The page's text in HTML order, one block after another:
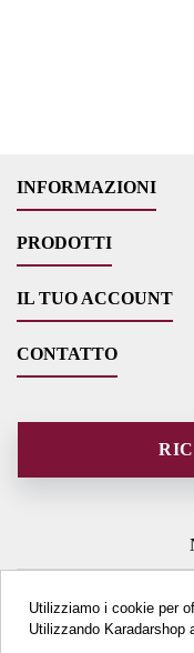
INFORMAZIONI
PRODOTTI
IL TUO ACCOUNT
CONTATTO
Utilizziamo i cookie per
Utilizzando